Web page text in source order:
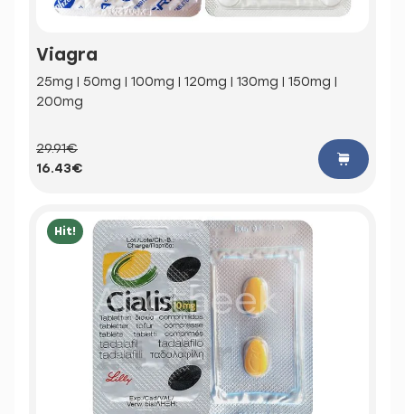
Viagra
25mg | 50mg | 100mg | 120mg | 130mg | 150mg |
200mg
29.91€
16.43€
Hit!